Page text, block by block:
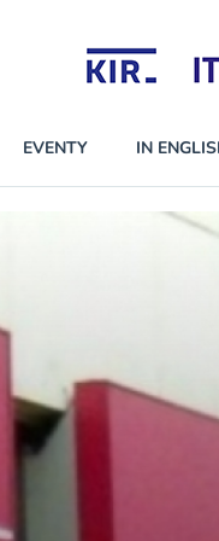
Darmowy dostęp do
W najniższych planach –
darmo przez trzy miesiące
Czytaj więcej
EVENTY IN